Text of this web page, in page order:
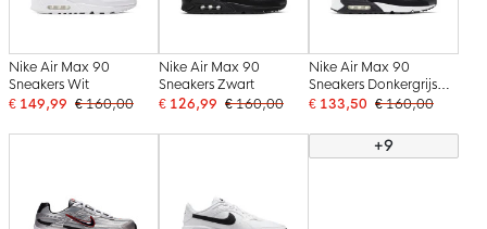
Nike Air Max 90
Sneakers Wit
€ 149,99 € 160,00
Nike Air Max 90
Sneakers Zwart
€ 126,99 € 160,00
Nike Air Max 90
Sneakers Donkergrijs
Wit Zwart
€ 133,50 € 160,00
+9